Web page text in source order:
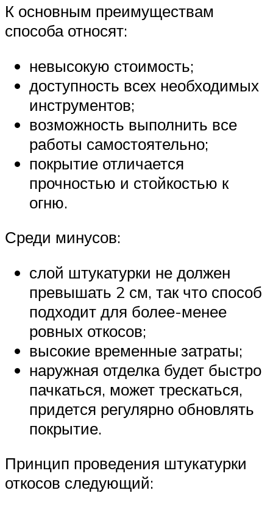
К основным преимуществам
способа относят:
невысокую стоимость;
доступность всех необходимых
инструментов;
возможность выполнить все
работы самостоятельно;
покрытие отличается
прочностью и стойкостью к
огню.
Среди минусов:
слой штукатурки не должен
превышать 2 см, так что способ
подходит для более-менее
ровных откосов;
высокие временные затраты;
наружная отделка будет быстро
пачкаться, может трескаться,
придется регулярно обновлять
покрытие.
Принцип проведения штукатурки
откосов следующий: